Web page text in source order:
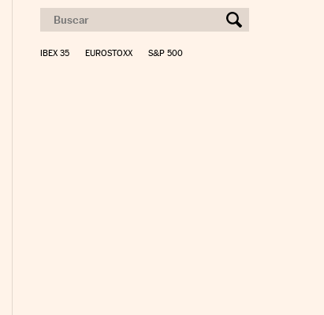
Facebook
en Twitter
IBEX 35 EUROSTOXX S&P 500